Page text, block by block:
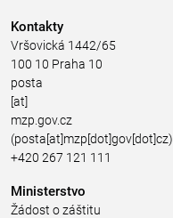
Kontakty
Vršovická 1442/65
100 10 Praha 10
posta
[at]
mzp.gov.cz
(posta[at]mzp[dot]gov[dot]cz)
+420 267 121 111
Ministerstvo
Žádost o záštitu